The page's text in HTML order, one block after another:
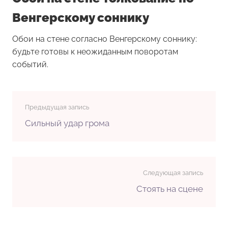
Венгерскому соннику
Обои на стене согласно Венгерскому соннику:
будьте готовы к неожиданным поворотам
событий.
Предыдущая запись
Сильный удар грома
Следующая запись
Стоять на сцене